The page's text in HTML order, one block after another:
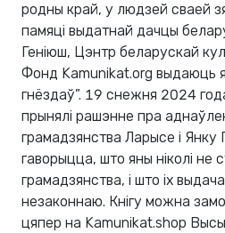
родны край, у людзей сваей
памяці выдатнай дачцы
Геніюш, Цэнтр беларускай
Фонд Kamunikat.org выдаюць
гнёздаў”. 19 снежня 2024
прынялі рашэнне пра
грамадзянства Ларысе і
гаворыцца, што яны ніколі не
грамадзянства, і што іх
незаконнаю. Кнігу можна
цяпер на Kamunikat.shop